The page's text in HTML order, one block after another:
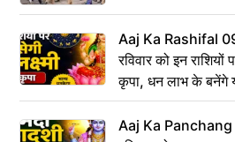
Aaj Ka Rashifal
रविवार को इन राशियों
कृपा, धन लाभ के बनेंगे
Aaj Ka